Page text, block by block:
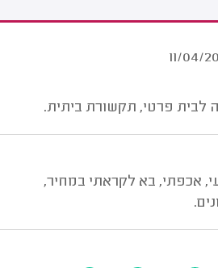
11/04/
פרטי, תקשורת ביתית.
אכפתי, בא לקראתי במחיר,